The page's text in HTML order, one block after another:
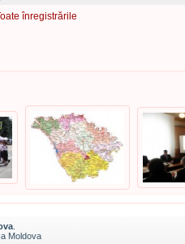
înregistrările
Moldova